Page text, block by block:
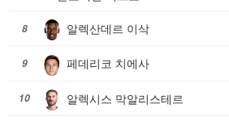
8 알렉산데르 이삭
9 페데리코 치에사
10 알렉시스 막알리스테르